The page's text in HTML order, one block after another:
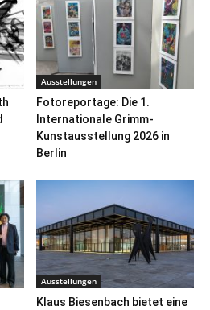
Ausstellungen
Fotoreportage: Die 1.
Internationale Grimm-
Kunstausstellung 2026 in
Berlin
Ausstellungen
Klaus Biesenbach bietet eine